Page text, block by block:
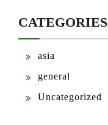
CATEGORIES
asia
general
Uncategorized